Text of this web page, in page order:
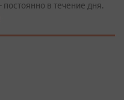
в течение дня.